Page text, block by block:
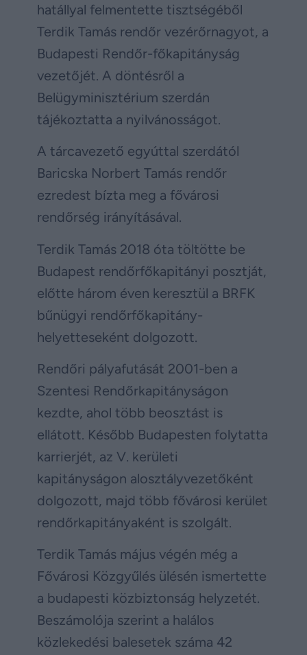
hatállyal felmentette tisztségéből
Terdik Tamás rendőr vezérőrnagyot, a
Budapesti Rendőr-főkapitányság
vezetőjét. A döntésről a
Belügyminisztérium szerdán
tájékoztatta a nyilvánosságot.
A tárcavezető egyúttal szerdától
Baricska Norbert Tamás rendőr
ezredest bízta meg a fővárosi
rendőrség irányításával.
Terdik Tamás 2018 óta töltötte be
Budapest rendőrfőkapitányi posztját,
előtte három éven keresztül a BRFK
bűnügyi rendőrfőkapitány-
helyetteseként dolgozott.
Rendőri pályafutását 2001-ben a
Szentesi Rendőrkapitányságon
kezdte, ahol több beosztást is
ellátott. Később Budapesten folytatta
karrierjét, az V. kerületi
kapitányságon alosztályvezetőként
dolgozott, majd több fővárosi kerület
rendőrkapitányaként is szolgált.
Terdik Tamás május végén még a
Fővárosi Közgyűlés ülésén ismertette
a budapesti közbiztonság helyzetét.
Beszámolója szerint a halálos
közlekedési balesetek száma 42